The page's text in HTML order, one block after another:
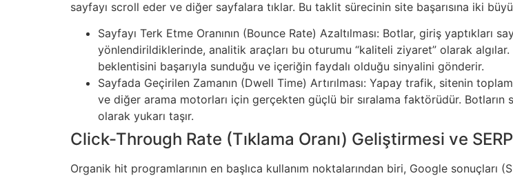
sayfayı scroll eder ve diğer sayfalara tıklar. Bu taklit sürecinin site başarısına iki
Sayfayı Terk Etme Oranının (Bounce Rate) Azaltılması: Botlar, giriş
yönlendirildiklerinde, analitik araçları bu oturumu “kaliteli ziyaret” olarak
beklentisini başarıyla sunduğu ve içeriğin faydalı olduğu sinyalini gönderir.
Sayfada Geçirilen Zamanın (Dwell Time) Artırılması: Yapay trafik, sitenin
ve diğer arama motorları için gerçekten güçlü bir sıralama faktörüdür.
olarak yukarı taşır.
Click-Through Rate (Tıklama Oranı) Geliştirmesi ve SERP
Organik hit programlarının en başlıca kullanım noktalarından biri, Google sonuçları